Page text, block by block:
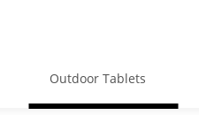
Outdoor Tablets